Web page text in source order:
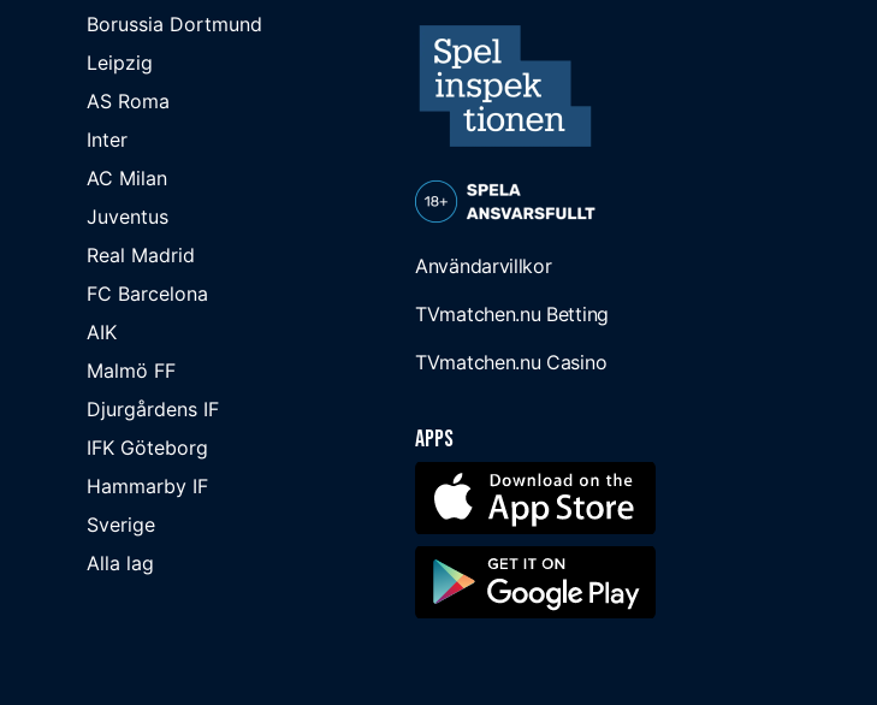
Borussia Dortmund
Leipzig
AS Roma
Inter
AC Milan
Juventus
Real Madrid
FC Barcelona
AIK
Malmö FF
Djurgårdens IF
IFK Göteborg
Hammarby IF
Sverige
Alla lag
Användarvillkor
TVmatchen.nu Betting
TVmatchen.nu Casino
Apps